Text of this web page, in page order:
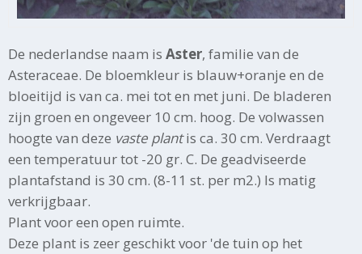
De nederlandse naam is Aster, familie van de
Asteraceae. De bloemkleur is blauw+oranje en de
bloeitijd is van ca. mei tot en met juni. De bladeren
zijn groen en ongeveer 10 cm. hoog. De volwassen
hoogte van deze vaste plantis ca. 30 cm. Verdraagt
een temperatuur tot -20 gr. C. De geadviseerde
plantafstand is 30 cm. (8-11 st. per m2.) Is matig
verkrijgbaar.
Plant voor een open ruimte.
Deze plant is zeer geschikt voor 'de tuin op het